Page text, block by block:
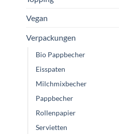
Vegan
Verpackungen
Bio Pappbecher
Eisspaten
Milchmixbecher
Pappbecher
Rollenpapier
Servietten